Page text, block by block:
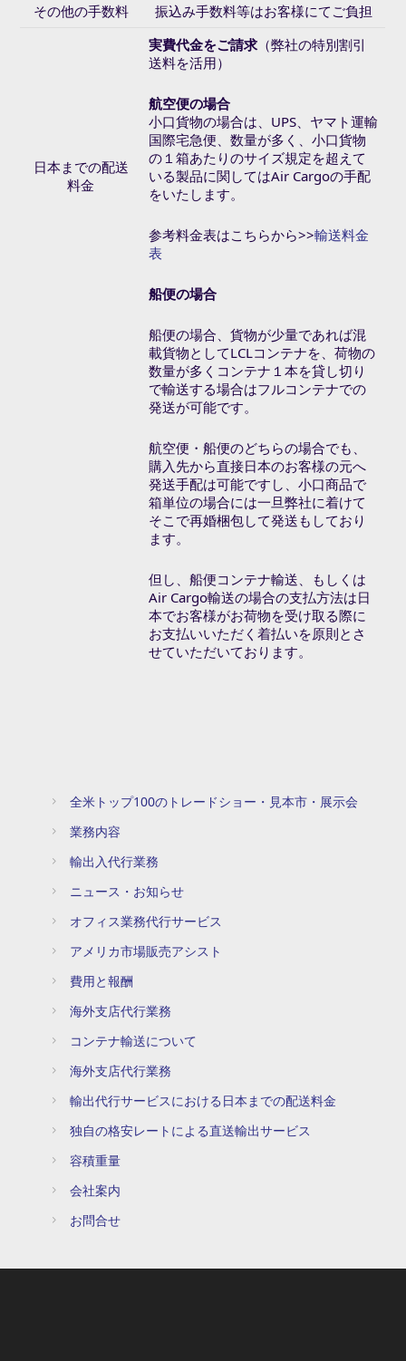
その他の手数料
振込み手数料等はお客様にてご負担
日本までの配送
料金
実費代金をご請求（弊社の特別割引
送料を活用）
航空便の場合
小口貨物の場合は、UPS、ヤマト運輸
国際宅急便、数量が多く、小口貨物
の１箱あたりのサイズ規定を超えて
いる製品に関してはAir Cargoの手配
をいたします。
参考料金表はこちらから>>輸送料金
表
船便の場合
船便の場合、貨物が少量であれば混
載貨物としてLCLコンテナを、荷物の
数量が多くコンテナ１本を貸し切り
で輸送する場合はフルコンテナでの
発送が可能です。
航空便・船便のどちらの場合でも、
購入先から直接日本のお客様の元へ
発送手配は可能ですし、小口商品で
箱単位の場合には一旦弊社に着けて
そこで再婚梱包して発送もしており
ます。
但し、船便コンテナ輸送、もしくは
Air Cargo輸送の場合の支払方法は日
本でお客様がお荷物を受け取る際に
お支払いいただく着払いを原則とさ
せていただいております。
全米トップ100のトレードショー・見本市・展示会
業務内容
輸出入代行業務
ニュース・お知らせ
オフィス業務代行サービス
アメリカ市場販売アシスト
費用と報酬
海外支店代行業務
コンテナ輸送について
海外支店代行業務
輸出代行サービスにおける日本までの配送料金
独自の格安レートによる直送輸出サービス
容積重量
会社案内
お問合せ